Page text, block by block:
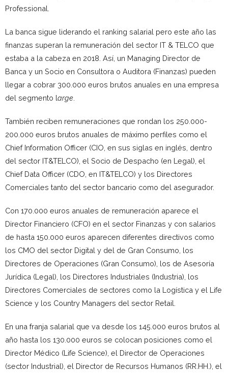
Professional.
La banca sigue liderando el ranking salarial pero este año las
finanzas superan la remuneración del sector IT & TELCO que
estaba a la cabeza en 2018. Así, un Managing Director de
Banca y un Socio en Consultora o Auditora (Finanzas) pueden
llegar a cobrar 300.000 euros brutos anuales en una empresa
del segmento large
También reciben remuneraciones que rondan los 250.000-
200.000 euros brutos anuales de máximo perfiles como el
Chief Information Officer (CIO, en sus siglas en inglés, dentro
del sector IT&TELCO), el Socio de Despacho (en Legal), el
Chief Data Officer (CDO, en IT&TELCO) y los Directores
Comerciales tanto del sector bancario como del asegurador.
Con 170.000 euros anuales de remuneración aparece el
Director Financiero (CFO) en el sector Finanzas y con salarios
de hasta 150.000 euros aparecen diferentes directivos como
los CMO del sector Digital y del de Gran Consumo, los
Directores de Operaciones (Gran Consumo), los de Asesoría
Jurídica (Legal), los Directores Industriales (Industria), los
Directores Comerciales de sectores como la Logística y el Life
Science y los Country Managers del sector Retail.
En una franja salarial que va desde los 145.000 euros brutos al
año hasta los 130.000 euros se colocan posiciones como el
Director Médico (Life Science), el Director de Operaciones
(sector Industrial), el Director de Recursos Humanos (RR.HH.), el